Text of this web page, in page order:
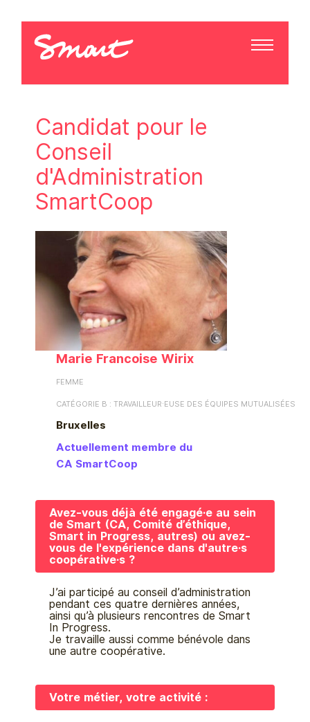
Candidat pour le
Conseil
d'Administration
SmartCoop
Marie Francoise Wirix
FEMME
CATÉGORIE B : TRAVAILLEUR·EUSE DES ÉQUIPES MUTUALISÉES
Bruxelles
Actuellement membre du
CA SmartCoop
Avez-vous déjà été engagé·e au sein
de Smart (CA, Comité d’éthique,
Smart in Progress, autres) ou avez-
vous de l'expérience dans d'autre·s
coopérative·s ?
J’ai participé au conseil d’administration
pendant ces quatre dernières années,
ainsi qu’à plusieurs rencontres de Smart
In Progress.
Je travaille aussi comme bénévole dans
une autre coopérative.
Votre métier, votre activité :